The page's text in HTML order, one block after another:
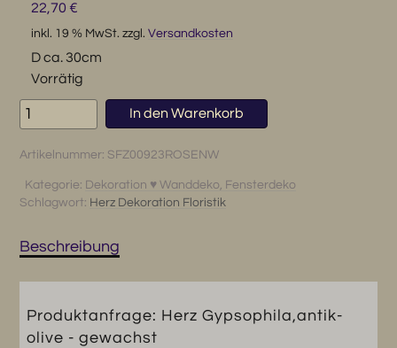
22,70 €
inkl. 19 % MwSt. zzgl. Versandkosten
D ca. 30cm
Vorrätig
Herz
Gypsophila,antik-
olive
gewachst
Menge
In den Warenkorb
Artikelnummer: SFZ00923ROSENW
Kategorie: Dekoration ♥ Wanddeko, Fensterdeko
Schlagwort: Herz Dekoration Floristik
Beschreibung
Produktanfrage: Herz Gypsophila,antik-
olive - gewachst